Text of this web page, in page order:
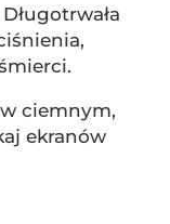
ciemnym,
ekranów